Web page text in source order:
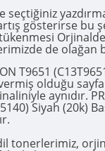
seçtiğiniz
gösterirse bu
de olağan
T9651
olduğu
aynıdır.
Siyah (20k)
tonerlerimiz,